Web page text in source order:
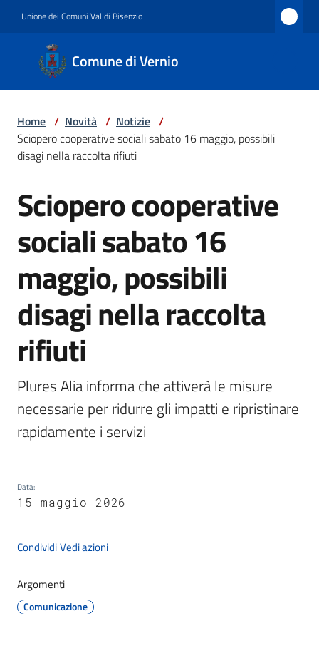
Unione dei Comuni Val di Bisenzio
Comune di Vernio
Comune
di
Vernio
Amministrazione
Novità
Documenti
e
dati
Seguici
Home / Novità / Notizie /
Sciopero cooperative sociali sabato 16 maggio, possibili
disagi nella raccolta rifiuti
Salta al contenuto
Sciopero cooperative
sociali sabato 16
maggio, possibili
disagi nella raccolta
rifiuti
Plures Alia informa che attiverà le misure
necessarie per ridurre gli impatti e ripristinare
rapidamente i servizi
Data:
15 maggio 2026
CondividiVedi azioni
Argomenti
Comunicazione